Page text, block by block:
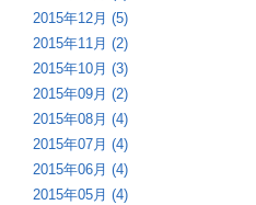
2015年12月 (5)
2015年11月 (2)
2015年10月 (3)
2015年09月 (2)
2015年08月 (4)
2015年07月 (4)
2015年06月 (4)
2015年05月 (4)